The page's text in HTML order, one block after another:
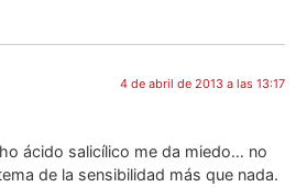
4 de abril de 2013 a las 13:17
ácido salicílico me da miedo… no
de la sensibilidad más que nada.